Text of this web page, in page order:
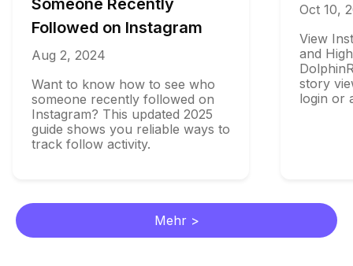
Someone Recently
Followed on Instagram
Aug 2, 2024
Want to know how to see who
someone recently followed on
Instagram? This updated 2025
guide shows you reliable ways to
track follow activity.
Oct 10, 2025
View
and
story
login or app.
Mehr >